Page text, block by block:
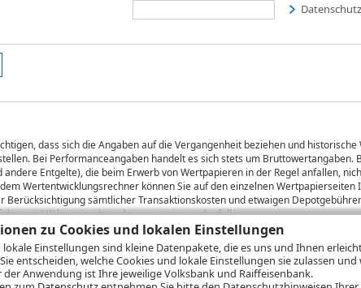
zu Cookies und lokalen Einstellungen
lokale Einstellungen sind kleine Datenpakete, die es uns und Ihnen
entscheiden, welche Cookies und lokale Einstellungen sie zulassen und
der Anwendung ist Ihre jeweilige Volksbank und Raiffeisenbank.
dass sich die Angaben auf die Vergangenheit beziehen und
Bei Performanceangaben handelt es sich stets um Bruttowertangaben.
andere Entgelte), die beim Erwerb von Wertpapieren in der Regel anfallen,
Wertentwicklungsrechner können Sie auf den einzelnen
Berücksichtigung sämtlicher Transaktionskosten und etwaigen
von Währungsschwankungen steigen oder fallen.
Sie dieNutzungsbedingungen Datenschutz
Hilfe
GmbH